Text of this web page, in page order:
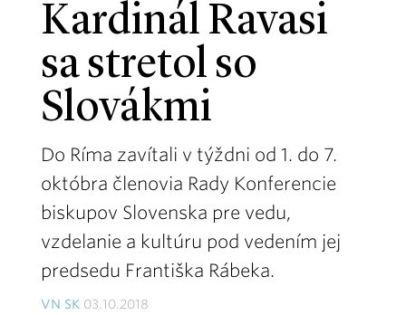
Kardinál Ravasi
sa stretol so
Slovákmi
Do Ríma zavítali v týždni od 1. do 7.
októbra členovia Rady Konferencie
biskupov Slovenska pre vedu,
vzdelanie a kultúru pod vedením jej
predsedu Františka Rábeka.
VN SK 03.10.2018